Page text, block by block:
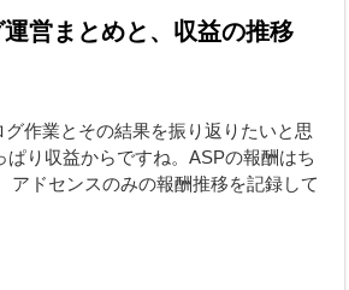
営まとめと、収益の推移
グ作業とその結果を振り返りたいと思
り収益からですね。ASPの報酬はち
アドセンスのみの報酬推移を記録して